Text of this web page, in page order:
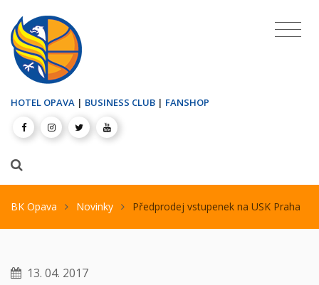
HOTEL OPAVA | BUSINESS CLUB | FANSHOP
BK Opava Novinky Předprodej vstupenek na USK Praha
13. 04. 2017